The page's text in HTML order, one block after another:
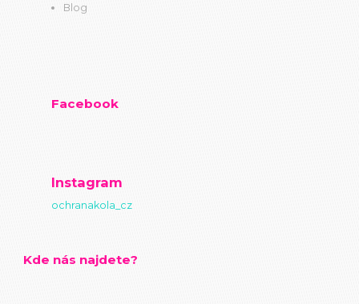
Blog
Facebook
Instagram
ochranakola_cz
Kde nás najdete?